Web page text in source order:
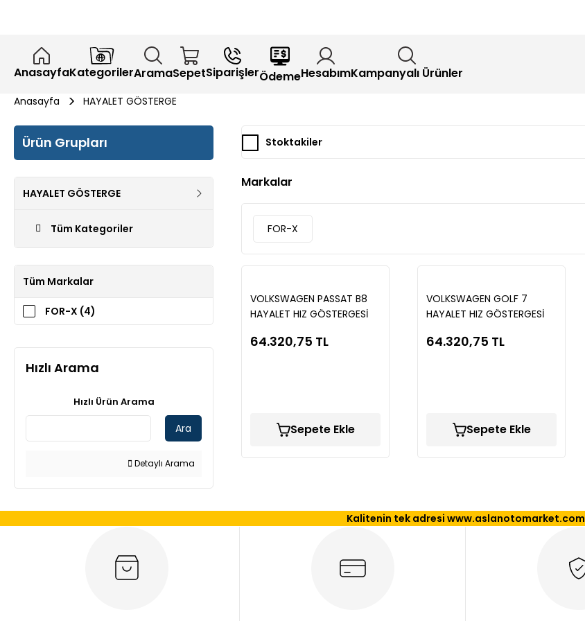
AnasayfaKategorilerAramaSepetSiparişlerÖdemeHesabımKampanyalı Ürünler
Anasayfa HAYALET GÖSTERGE
Ürün Grupları
HAYALET GÖSTERGE
Tüm Kategoriler
Tüm Markalar
FOR-X (4)
Hızlı Arama
Hızlı Ürün Arama
Ara
Detaylı Arama
Stoktakiler
Markalar
FOR-X
VOLKSWAGEN PASSAT B8
HAYALET HIZ GÖSTERGESİ
64.320,75 TL
Sepete Ekle
VOLKSWAGEN GOLF 7
HAYALET HIZ GÖSTERGESİ
64.320,75 TL
Sepete Ekle
Kalitenin tek adresi www.aslanotomarket.com